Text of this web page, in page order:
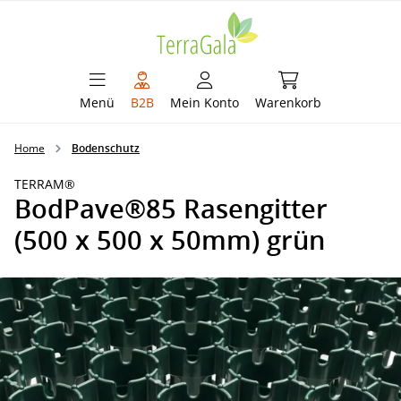
Menü B2B Mein Konto Warenkorb
Warenkorb
Home Bodenschutz
TERRAM®
BodPave®85 Rasengitter
(500 x 500 x 50mm) grün